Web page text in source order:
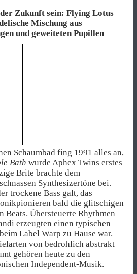
Zukunft sein: Flying Lotus
Mischung aus
und geweiteten Pupillen
Schaumbad fing 1991 alles an,
Bath wurde Aphex Twins erstes
Brite brachte dem
Synthesizertöne bei.
trockene Bass galt, das
bald die glitschigen
Beats. Übersteuerte Rhythmen
erzeugten einen typischen
Label Warp zu Hause war.
von bedrohlich abstrakt
gehören heute zu den
Independent-Musik.